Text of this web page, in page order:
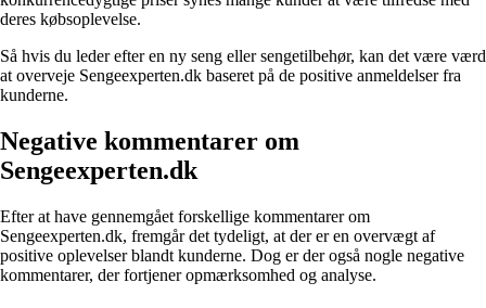
deres købsoplevelse.
Så hvis du leder efter en ny seng eller sengetilbehør, kan det være værd
at overveje Sengeexperten.dk baseret på de positive anmeldelser fra
kunderne.
Negative kommentarer om
Sengeexperten.dk
Efter at have gennemgået forskellige kommentarer om
Sengeexperten.dk, fremgår det tydeligt, at der er en overvægt af
positive oplevelser blandt kunderne. Dog er der også nogle negative
kommentarer, der fortjener opmærksomhed og analyse.